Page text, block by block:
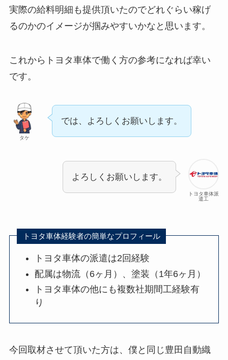
実際の給料明細も提供頂いたのでどれぐらい稼げ
るのかのイメージが掴みやすいかなと思います。
これからトヨタ車体で働く方の参考になれば幸い
です。
タケ
では、よろしくお願いします。
トヨタ車体派
遣工
よろしくお願いします。
トヨタ車体経験者の簡単なプロフィール
トヨタ車体の派遣は2回経験
配属は物流（6ヶ月）、塗装（1年6ヶ月）
トヨタ車体の他にも複数社期間工経験有
り
今回取材させて頂いた方は、僕と同じ豊田自動織